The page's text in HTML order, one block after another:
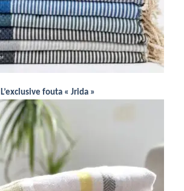
L’exclusive fouta « Jrida »